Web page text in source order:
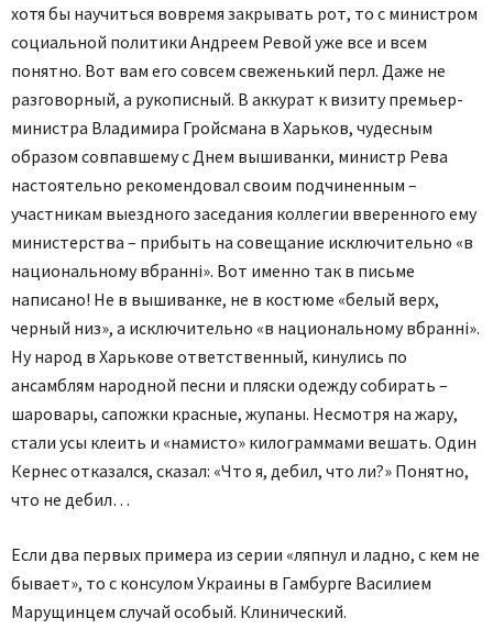
хотя бы научиться вовремя закрывать рот, то с министром
социальной политики Андреем Ревой уже все и всем
понятно. Вот вам его совсем свеженький перл. Даже не
разговорный, а рукописный. В аккурат к визиту премьер-
министра Владимира Гройсмана в Харьков, чудесным
образом совпавшему с Днем вышиванки, министр Рева
настоятельно рекомендовал своим подчиненным –
участникам выездного заседания коллегии вверенного ему
министерства – прибыть на совещание исключительно «в
национальному вбранні». Вот именно так в письме
написано! Не в вышиванке, не в костюме «белый верх,
черный низ», а исключительно «в национальному вбранні».
Ну народ в Харькове ответственный, кинулись по
ансамблям народной песни и пляски одежду собирать –
шаровары, сапожки красные, жупаны. Несмотря на жару,
стали усы клеить и «намисто» килограммами вешать. Один
Кернес отказался, сказал: «Что я, дебил, что ли?» Понятно,
что не дебил…
Если два первых примера из серии «ляпнул и ладно, с кем не
бывает», то с консулом Украины в Гамбурге Василием
Марущинцем случай особый. Клинический.